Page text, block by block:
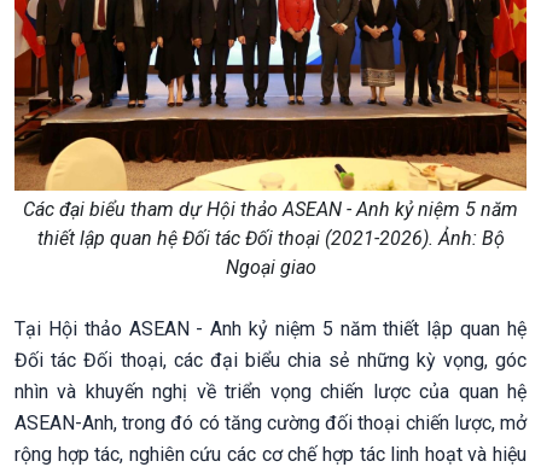
Các đại biểu tham dự Hội thảo ASEAN - Anh kỷ niệm 5 năm
thiết lập quan hệ Đối tác Đối thoại (2021-2026). Ảnh: Bộ
Ngoại giao
Tại Hội thảo ASEAN - Anh kỷ niệm 5 năm thiết lập quan hệ
Đối tác Đối thoại, các đại biểu chia sẻ những kỳ vọng, góc
nhìn và khuyến nghị về triển vọng chiến lược của quan hệ
ASEAN-Anh, trong đó có tăng cường đối thoại chiến lược, mở
rộng hợp tác, nghiên cứu các cơ chế hợp tác linh hoạt và hiệu